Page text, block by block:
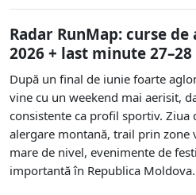
Radar RunMap: curse
2026 + last minute
După un final de iunie foarte
vine cu un weekend mai aerisit,
consistente ca profil sportiv. Ziua
alergare montană, trail prin zone
mare de nivel, evenimente de
importantă în Republica Moldova.